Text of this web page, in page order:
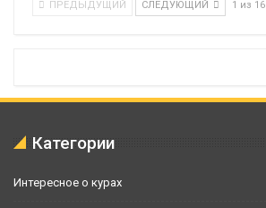
ПРЕДЫДУЩИЙ СЛЕДУЮЩИЙ 1 из 16
Категории
Интересное о курах